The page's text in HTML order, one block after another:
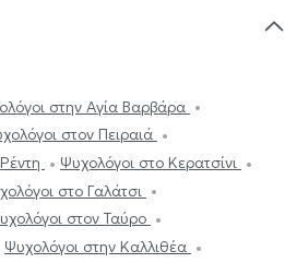
στην Αγία Βαρβάρα
στον Πειραιά
Ψυχολόγοι στο Κερατσίνι
στο Γαλάτσι
στον Ταύρο
Ψυχολόγοι στην Καλλιθέα